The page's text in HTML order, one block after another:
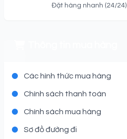
Đặt hàng nhanh (24/24)
Các hình thức mua hàng
Chính sách thanh toán
Chính sách mua hàng
Sơ đồ đường đi